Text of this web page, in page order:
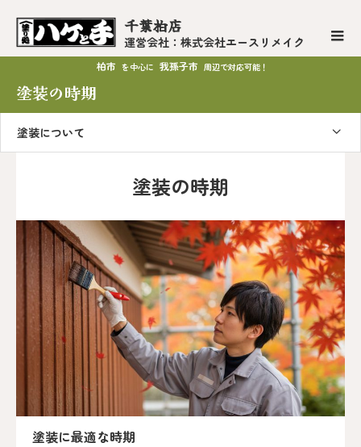
千葉柏店
運営会社：株式会社エースリメイク
柏市 を中心に 我孫子市 周辺で対応可能！
塗装の時期
塗装について
塗装の時期
塗装に最適な時期